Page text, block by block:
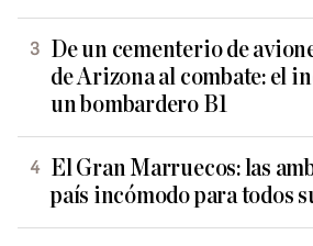
De un cementerio de
de Arizona al combate: el
un bombardero B1
El Gran Marruecos: las
país incómodo para todos